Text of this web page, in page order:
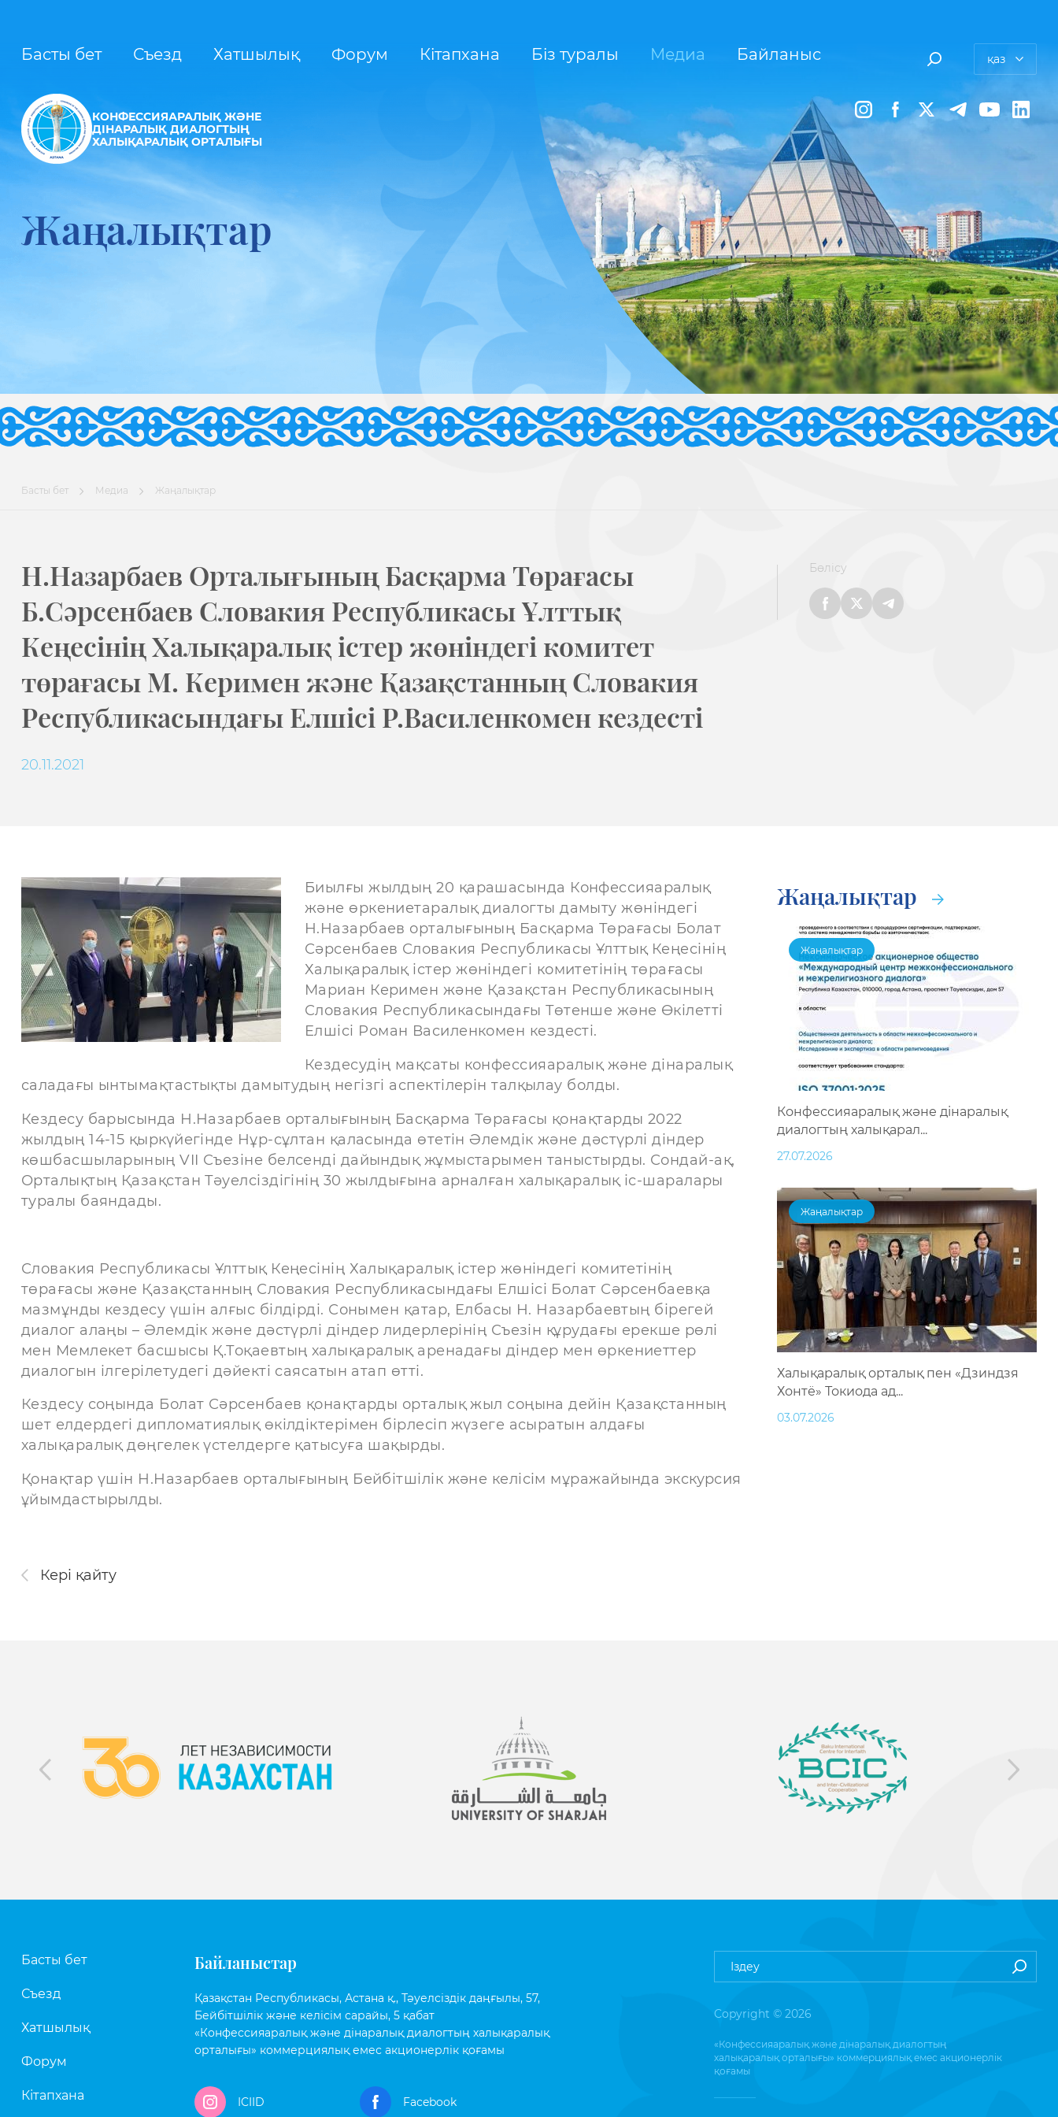
Басты бет Съезд Хатшылық Форум Кітапхана Біз туралы Медиа Байланыс қаз
КОНФЕССИЯАРАЛЫҚ ЖӘНЕ
ДІНАРАЛЫҚ ДИАЛОГТЫҢ
ХАЛЫҚАРАЛЫҚ ОРТАЛЫҒЫ
Жаңалықтар
Басты бет Медиа Жаңалықтар
Н.Назарбаев Орталығының Басқарма Төрағасы
Б.Сәрсенбаев Словакия Республикасы Ұлттық
Кеңесінің Халықаралық істер жөніндегі комитет
төрағасы М. Керимен және Қазақстанның Словакия
Республикасындағы Елшісі Р.Василенкомен кездесті
20.11.2021
Бөлісу
Биылғы жылдың 20 қарашасында Конфессияаралық
және өркениетаралық диалогты дамыту жөніндегі
Н.Назарбаев орталығының Басқарма Төрағасы Болат
Сәрсенбаев Словакия Республикасы Ұлттық Кеңесінің
Халықаралық істер жөніндегі комитетінің төрағасы
Мариан Керимен және Қазақстан Республикасының
Словакия Республикасындағы Төтенше және Өкілетті
Елшісі Роман Василенкомен кездесті.
Кездесудің мақсаты конфессияаралық және дінаралық
саладағы ынтымақтастықты дамытудың негізгі аспектілерін талқылау болды.
Кездесу барысында Н.Назарбаев орталығының Басқарма Төрағасы қонақтарды 2022
жылдың 14-15 қыркүйегінде Нұр-сұлтан қаласында өтетін Әлемдік және дәстүрлі діндер
көшбасшыларының VII Съезіне белсенді дайындық жұмыстарымен таныстырды. Сондай-ақ,
Орталықтың Қазақстан Тәуелсіздігінің 30 жылдығына арналған халықаралық іс-шаралары
туралы баяндады.
Словакия Республикасы Ұлттық Кеңесінің Халықаралық істер жөніндегі комитетінің
төрағасы және Қазақстанның Словакия Республикасындағы Елшісі Болат Сәрсенбаевқа
мазмұнды кездесу үшін алғыс білдірді. Сонымен қатар, Елбасы Н. Назарбаевтың бірегей
диалог алаңы – Әлемдік және дәстүрлі діндер лидерлерінің Съезін құрудағы ерекше рөлі
мен Мемлекет басшысы Қ.Тоқаевтың халықаралық аренадағы діндер мен өркениеттер
диалогын ілгерілетудегі дәйекті саясатын атап өтті.
Кездесу соңында Болат Сәрсенбаев қонақтарды орталық жыл соңына дейін Қазақстанның
шет елдердегі дипломатиялық өкілдіктерімен бірлесіп жүзеге асыратын алдағы
халықаралық дөңгелек үстелдерге қатысуға шақырды.
Қонақтар үшін Н.Назарбаев орталығының Бейбітшілік және келісім мұражайында экскурсия
ұйымдастырылды.
Кері қайту
Жаңалықтар
Жаңалықтар
Конфессияаралық және дінаралық
диалогтың халықарал...
27.07.2026
Жаңалықтар
Халықаралық орталық пен «Дзиндзя
Хонтё» Токиода ад...
03.07.2026
Басты бет
Съезд
Хатшылық
Форум
Кітапхана
Байланыстар
Қазақстан Республикасы, Астана қ., Тәуелсіздік даңғылы, 57,
Бейбітшілік және келісім сарайы, 5 қабат
«Конфессияаралық және дінаралық диалогтың халықаралық
орталығы» коммерциялық емес акционерлік қоғамы
ICIID Facebook
Copyright © 2026
«Конфессияаралық және дінаралық диалогтың
халықаралық орталығы» коммерциялық емес акционерлік
қоғамы